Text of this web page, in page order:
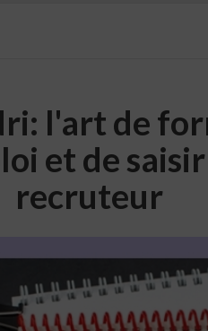
l'art de
et de
recruteur